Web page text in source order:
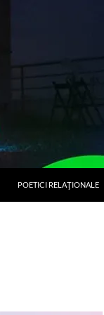
POETICI RELAŢIONALE